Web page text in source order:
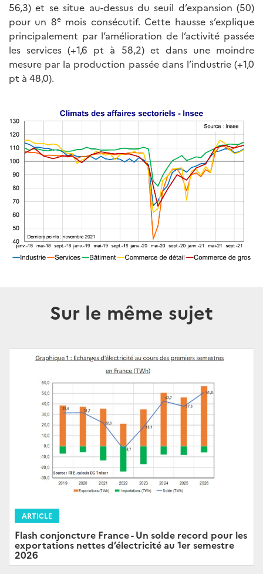
56,3) et se situe au-dessus du seuil d’expansion (50)
pour un 8emois consécutif. Cette hausse s’explique
principalement par l’amélioration de l’activité passée
les services (+1,6 pt à 58,2) et dans une moindre
mesure par la production passée dans l’industrie (+1,0
pt à 48,0).
Sur le même sujet
ARTICLE
Flash conjoncture France - Un solde record pour les
exportations nettes d’électricité au 1er semestre
2026